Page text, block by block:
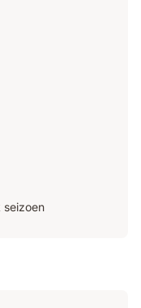
seizoen